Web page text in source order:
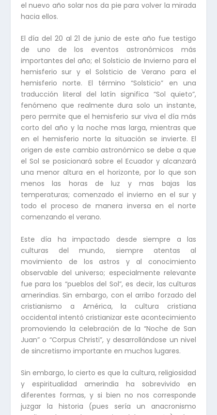
el nuevo año solar nos da pie para volver la mirada
hacia ellos.
El día del 20 al 21 de junio de este año fue testigo
de uno de los eventos astronómicos más
importantes del año; el Solsticio de Invierno para el
hemisferio sur y el Solsticio de Verano para el
hemisferio norte. El término “Solsticio” en una
traducción literal del latín significa “Sol quieto”,
fenómeno que realmente dura solo un instante,
pero permite que el hemisferio sur viva el día más
corto del año y la noche mas larga, mientras que
en el hemisferio norte la situación se invierte. El
origen de este cambio astronómico se debe a que
el Sol se posicionará sobre el Ecuador y alcanzará
una menor altura en el horizonte, por lo que son
menos las horas de luz y mas bajas las
temperaturas; comenzado el invierno en el sur y
todo el proceso de manera inversa en el norte
comenzando el verano.
Este día ha impactado desde siempre a las
culturas del mundo, siempre atentas al
movimiento de los astros y al conocimiento
observable del universo; especialmente relevante
fue para los “pueblos del Sol”, es decir, las culturas
amerindias. Sin embargo, con el arribo forzado del
cristianismo a América, la cultura cristiana
occidental intentó cristianizar este acontecimiento
promoviendo la celebración de la “Noche de San
Juan” o “Corpus Christi”, y desarrollándose un nivel
de sincretismo importante en muchos lugares.
Sin embargo, lo cierto es que la cultura, religiosidad
y espiritualidad amerindia ha sobrevivido en
diferentes formas, y si bien no nos corresponde
juzgar la historia (pues sería un anacronismo